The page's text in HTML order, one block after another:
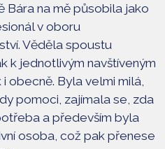
Bára na mě působila jako
v oboru
Věděla spoustu
k jednotlivým navštíveným
obecně. Byla velmi milá,
pomoci, zajímala se, zda
a především byla
osoba, což pak přenese